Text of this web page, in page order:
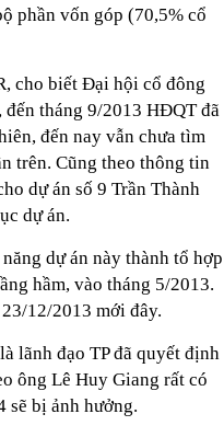
phần vốn góp (70,5% cổ
cho biết Đại hội cổ đông
tháng 9/2013 HĐQT đã
đến nay vẫn chưa tìm
trên. Cũng theo thông tin
dự án số 9 Trần Thành
dự án.
dự án này thành tổ hợp
hầm, vào tháng 5/2013.
12/2013 mới đây.
lãnh đạo TP đã quyết định
ông Lê Huy Giang rất có
sẽ bị ảnh hưởng.